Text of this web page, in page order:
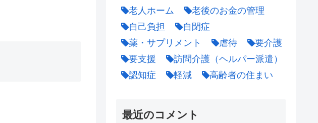
老人ホーム
老後のお金の管理
自己負担
自閉症
薬・サプリメント
虐待
要介護
要支援
訪問介護（ヘルパー派遣）
認知症
軽減 高齢者の住まい
最近のコメント